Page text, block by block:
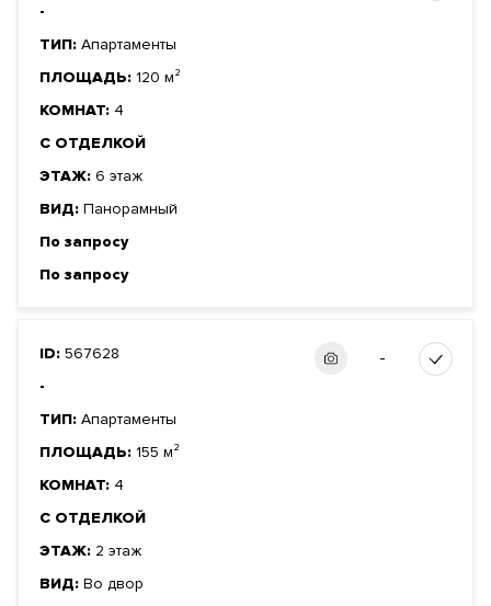
-
ТИП: Апартаменты
ПЛОЩАДЬ: 120 м²
КОМНАТ: 4
С ОТДЕЛКОЙ
ЭТАЖ: 6 этаж
ВИД: Панорамный
По запросу
По запросу
ID: 567628
-
ТИП: Апартаменты
ПЛОЩАДЬ: 155 м²
КОМНАТ: 4
С ОТДЕЛКОЙ
ЭТАЖ: 2 этаж
ВИД: Во двор
-